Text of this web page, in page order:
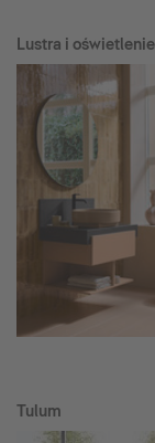
Lustra i oświetlenie
Tulum